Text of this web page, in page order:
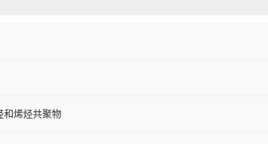
和烯烃共聚物